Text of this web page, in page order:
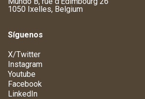
1050 Ixelles, Belgium
Síguenos
X/Twitter
Instagram
Youtube
Facebook
LinkedIn